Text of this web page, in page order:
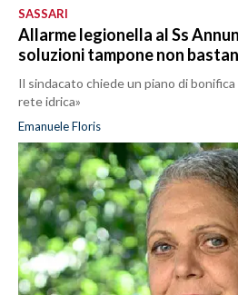
SASSARI
Allarme legionella al Ss
soluzioni tampone non
Il sindacato chiede un piano di
rete idrica»
Emanuele Floris